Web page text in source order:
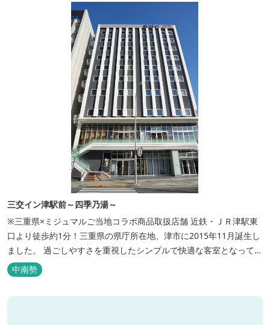
三交イン津駅前～四季乃湯～
※三重県×ミジュマルご当地コラボ商品取扱店舗 近鉄・ＪＲ津駅東
口より徒歩約1分！三重県の県庁所在地、津市に2015年11月誕生し
ました。 過ごしやすさを重視したシンプルで快適な客室となってお
り、ベッドはワイドなサイズで、羽毛布団をご用意。女性にやさし
いアメニティグッズを取り揃えており、連泊の方用にコインランド
リーもあります。 ご宿泊者専用の人工温泉大浴場「四季乃湯」で
中南勢